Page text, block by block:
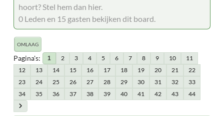
hoort? Stel hem dan hier.
0 Leden en 15 gasten bekijken dit board.
OMLAAG
Pagina's 1 2 3 4 5 6 7 8 9 10
11
12
13 14 15 16 17 18 19 20 21
22
23
24 25 26 27 28 29 30 31 32
33
34
35 36 37 38 39 40 41 42 43 44